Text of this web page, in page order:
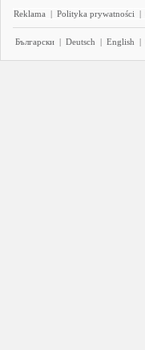
Reklama | Polityka prywatności |
Български | Deutsch | English |